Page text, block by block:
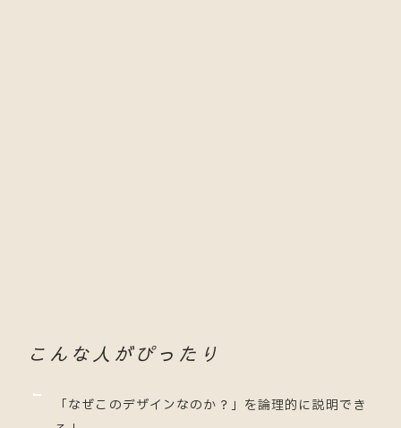
こんな人がぴったり
「なぜこのデザインなのか？」を論理的に説明でき